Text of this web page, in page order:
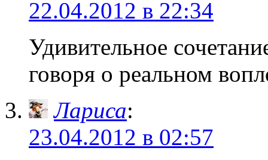
22.04.2012 в 22:34
Удивительное
говоря о реальном
Лариса:
23.04.2012 в 02:57